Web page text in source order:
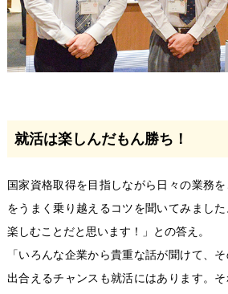
就活は楽しんだもん勝ち！
国家資格取得を目指しながら日々の業務
をうまく乗り越えるコツを聞いてみまし
楽しむことだと思います！」との答え。
「いろんな企業から貴重な話が聞けて、
出合えるチャンスも就活にはあります。